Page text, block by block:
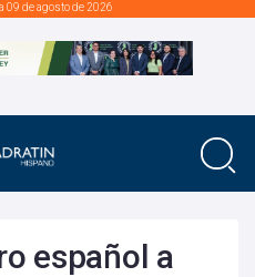
09 de agosto de 2026
español a